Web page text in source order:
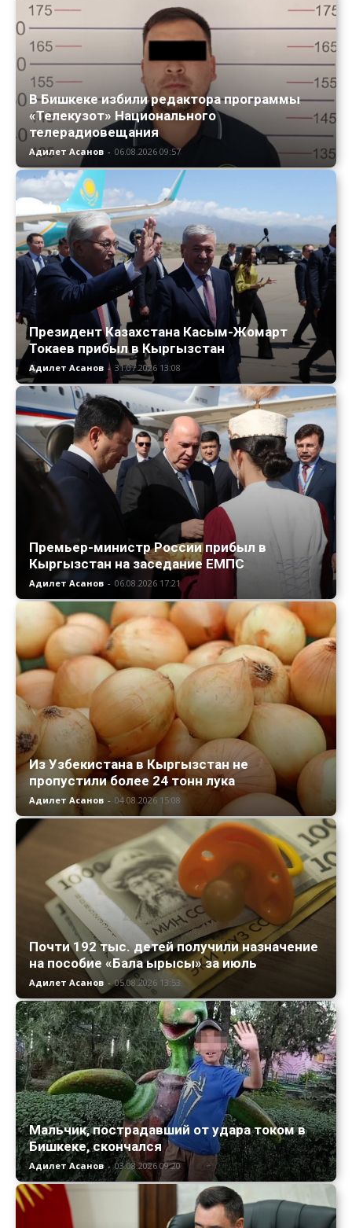
В Бишкеке избили редактора программы
«Телекузот» Национального
телерадиовещания
Адилет Асанов - 06.08.2026 09:57
Президент Казахстана Касым-Жомарт
Токаев прибыл в Кыргызстан
Адилет Асанов - 31.07.2026 13:08
Премьер-министр России прибыл в
Кыргызстан на заседание ЕМПС
Адилет Асанов - 06.08.2026 17:21
Из Узбекистана в Кыргызстан не
пропустили более 24 тонн лука
Адилет Асанов - 04.08.2026 15:08
Почти 192 тыс. детей получили назначение
на пособие «Бала ырысы» за июль
Адилет Асанов - 05.08.2026 13:53
Мальчик, пострадавший от удара током в
Бишкеке, скончался
Адилет Асанов - 03.08.2026 09:20